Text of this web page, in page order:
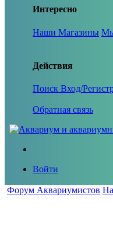
Интересно
Наши Магазины
Действия
Поиск Вход/
Обратная связь
Войти
Форум Аквариумистов